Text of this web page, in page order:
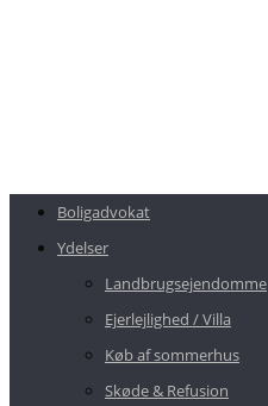
Boligadvokat
Ydelser
Landbrugsejendomme
Ejerlejlighed / Villa
Køb af sommerhus
Skøde & Refusion